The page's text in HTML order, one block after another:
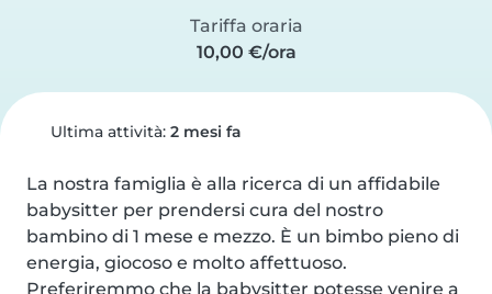
Tariffa oraria
10,00 €/ora
Ultima attività: 2 mesi fa
La nostra famiglia è alla ricerca di un affidabile
babysitter per prendersi cura del nostro
bambino di 1 mese e mezzo. È un bimbo pieno di
energia, giocoso e molto affettuoso.
Preferiremmo che la babysitter potesse venire a